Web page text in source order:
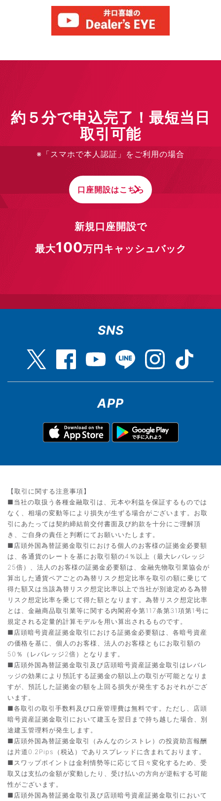
約５分で申込完了！最短当日
取引可能
※「スマホで本人認証」をご利用の場合
口座開設はこちら
新規口座開設で
最大100万円キャッシュバック
SNS
APP
【取引に関する注意事項】
■当社の取扱う各種金融取引は、元本や利益を保証するものでは
なく、相場の変動等により損失が生ずる場合がございます。お取
引にあたっては契約締結前交付書面及び約款を十分にご理解頂
き、ご自身の責任と判断にてお願いいたします。
■店頭外国為替証拠金取引における個人のお客様の証拠金必要額
は、各通貨のレートを基にお取引額の4％以上（最大レバレッジ
25倍）、法人のお客様の証拠金必要額は、金融先物取引業協会が
算出した通貨ペアごとの為替リスク想定比率を取引の額に乗じて
得た額又は当該為替リスク想定比率以上で当社が別途定める為替
リスク想定比率を乗じて得た額となります。為替リスク想定比率
とは、金融商品取引業等に関する内閣府令第117条第31項第1号に
規定される定量的計算モデルを用い算出されるものです。
■店頭暗号資産証拠金取引における証拠金必要額は、各暗号資産
の価格を基に、個人のお客様、法人のお客様ともにお取引額の
50％（レバレッジ2倍）となります。
■店頭外国為替証拠金取引及び店頭暗号資産証拠金取引はレバレ
ッジの効果により預託する証拠金の額以上の取引が可能となりま
すが、預託した証拠金の額を上回る損失が発生するおそれがござ
います。
■各取引の取引手数料及び口座管理費は無料です。ただし、店頭
暗号資産証拠金取引において建玉を翌日まで持ち越した場合、別
途建玉管理料が発生します。
■店頭外国為替証拠金取引（みんなのシストレ）の投資助言報酬
は片道0.2Pips（税込）でありスプレッドに含まれております。
■スワップポイントは金利情勢等に応じて日々変化するため、受
取又は支払の金額が変動したり、受け払いの方向が逆転する可能
性がございます。
■店頭外国為替証拠金取引及び店頭暗号資産証拠金取引において